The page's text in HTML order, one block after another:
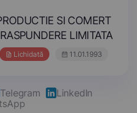
SI COMERT
LIMITATA
Lichidată 11.01.1993
Telegram
LinkedIn